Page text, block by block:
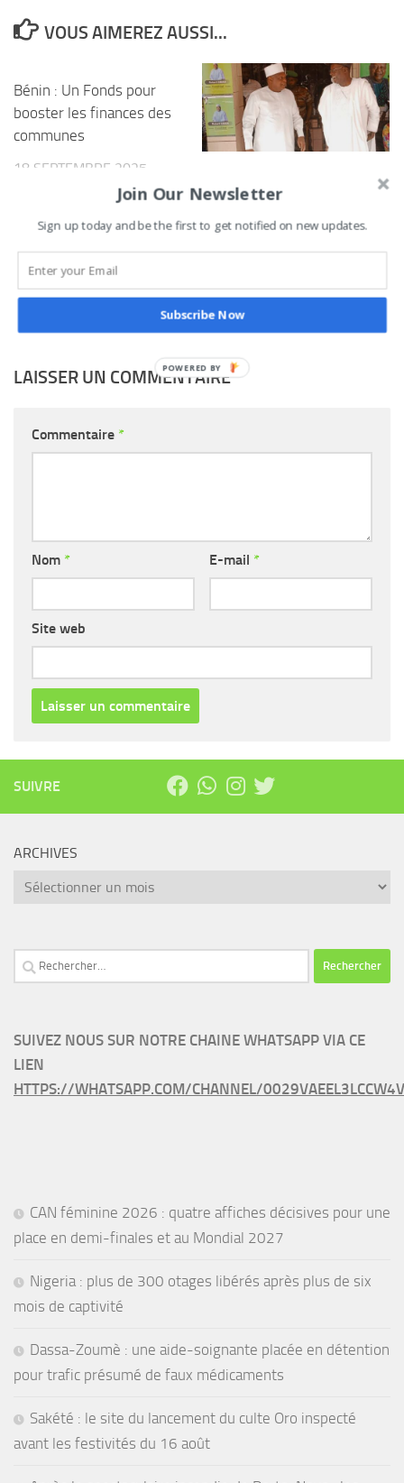
VOUS AIMEREZ AUSSI...
Bénin : Un Fonds pour
booster les finances des
communes
18 SEPTEMBRE 2025
du BR / Campagne
électorale : Le tandem
2 JANVIER 2023
LAISSER UN COMMENTAIRE
Commentaire *
Nom * E-mail *
Site web
SUIVRE
ARCHIVES
Archives
Rechercher :
SUIVEZ NOUS SUR NOTRE CHAINE WHATSAPP VIA CE
LIEN
HTTPS://WHATSAPP.COM/CHANNEL/
CAN féminine 2026 : quatre affiches décisives pour une
place en demi-finales et au Mondial 2027
Nigeria : plus de 300 otages libérés après plus de six
mois de captivité
Dassa-Zoumè : une aide-soignante placée en détention
pour trafic présumé de faux médicaments
Sakété : le site du lancement du culte Oro inspecté
avant les festivités du 16 août
Join Our Newsletter
Sign up today and be the first to get notified on new updates.
Subscribe Now